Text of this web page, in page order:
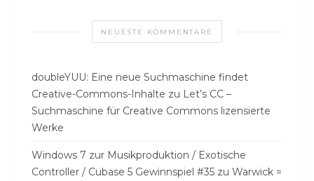
NEUESTE KOMMENTARE
doubleYUU: Eine neue Suchmaschine findet
Creative-Commons-Inhalte zu Let’s CC –
Suchmaschine für Creative Commons lizensierte
Werke
Windows 7 zur Musikproduktion / Exotische
Controller / Cubase 5 Gewinnspiel #35 zu Warwick =